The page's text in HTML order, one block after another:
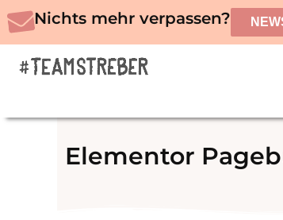
Zum
Inhalt
springen
Nichts mehr verpassen?
Elementor